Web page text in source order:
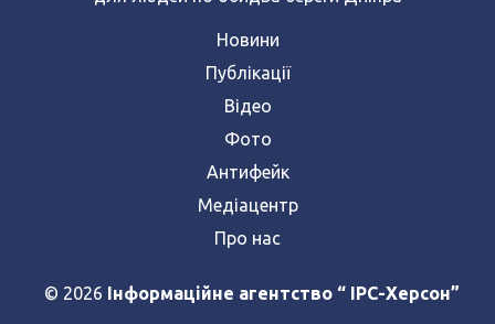
Новини
Публікації
Відео
Фото
Антифейк
Медіацентр
Про нас
© 2026 Інформаційне агентство “ IPC-Херсон”